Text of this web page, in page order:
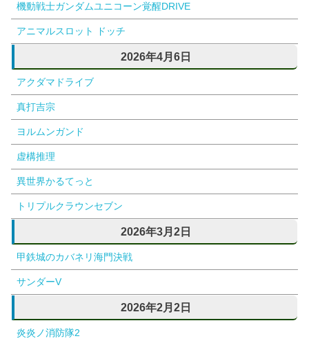
機動戦士ガンダムユニコーン覚醒DRIVE
アニマルスロット ドッチ
2026年4月6日
アクダマドライブ
真打吉宗
ヨルムンガンド
虚構推理
異世界かるてっと
トリプルクラウンセブン
2026年3月2日
甲鉄城のカバネリ海門決戦
サンダーV
2026年2月2日
炎炎ノ消防隊2